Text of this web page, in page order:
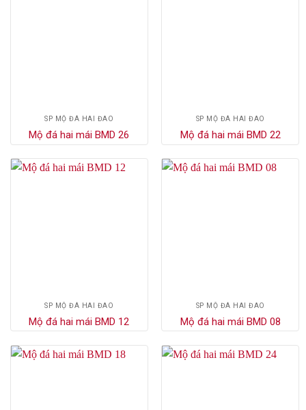
SP MỘ ĐÁ HAI ĐAO
Mộ đá hai mái BMD 26
SP MỘ ĐÁ HAI ĐAO
Mộ đá hai mái BMD 22
SP MỘ ĐÁ HAI ĐAO
Mộ đá hai mái BMD 12
SP MỘ ĐÁ HAI ĐAO
Mộ đá hai mái BMD 08